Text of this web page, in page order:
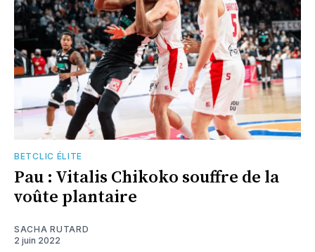
BETCLIC ÉLITE
Pau : Vitalis Chikoko souffre de la
voûte plantaire
SACHA RUTARD
2 juin 2022